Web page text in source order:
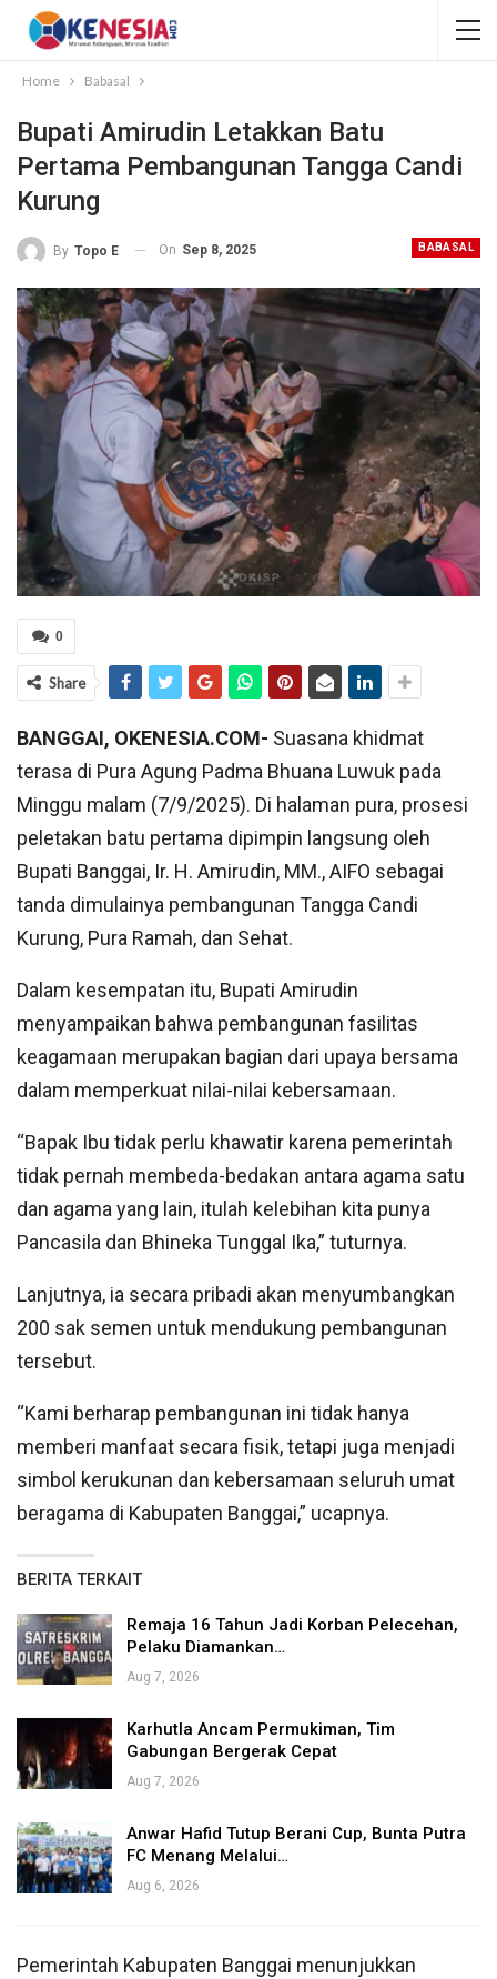
Home Babasal
Bupati Amirudin Letakkan Batu
Pertama Pembangunan Tangga Candi
Kurung
BABASAL
By Topo E On Sep 8, 2025
0
Share
BANGGAI, OKENESIA.COM- Suasana khidmat
terasa di Pura Agung Padma Bhuana Luwuk pada
Minggu malam (7/9/2025). Di halaman pura, prosesi
peletakan batu pertama dipimpin langsung oleh
Bupati Banggai, Ir. H. Amirudin, MM., AIFO sebagai
tanda dimulainya pembangunan Tangga Candi
Kurung, Pura Ramah, dan Sehat.
Dalam kesempatan itu, Bupati Amirudin
menyampaikan bahwa pembangunan fasilitas
keagamaan merupakan bagian dari upaya bersama
dalam memperkuat nilai-nilai kebersamaan.
“Bapak Ibu tidak perlu khawatir karena pemerintah
tidak pernah membeda-bedakan antara agama satu
dan agama yang lain, itulah kelebihan kita punya
Pancasila dan Bhineka Tunggal Ika,” tuturnya.
Lanjutnya, ia secara pribadi akan menyumbangkan
200 sak semen untuk mendukung pembangunan
tersebut.
“Kami berharap pembangunan ini tidak hanya
memberi manfaat secara fisik, tetapi juga menjadi
simbol kerukunan dan kebersamaan seluruh umat
beragama di Kabupaten Banggai,” ucapnya.
BERITA TERKAIT
Remaja 16 Tahun Jadi Korban Pelecehan,
Pelaku Diamankan…
Aug 7, 2026
Karhutla Ancam Permukiman, Tim
Gabungan Bergerak Cepat
Aug 7, 2026
Anwar Hafid Tutup Berani Cup, Bunta Putra
FC Menang Melalui…
Aug 6, 2026
Pemerintah Kabupaten Banggai menunjukkan